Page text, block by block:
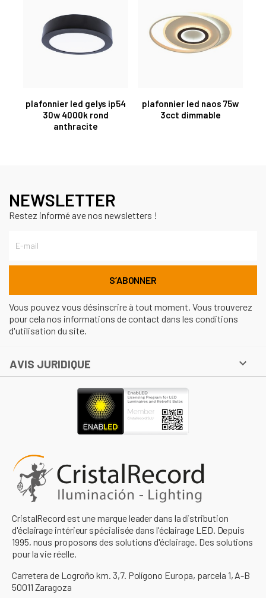
plafonnier led gelys ip54
30w 4000k rond
anthracite
plafonnier led naos 75w
3cct dimmable
NEWSLETTER
Restez informé ave nos newsletters !
Vous pouvez vous désinscrire à tout moment. Vous trouverez
pour cela nos informations de contact dans les conditions
d'utilisation du site.
AVIS JURIDIQUE 
CristalRecord est une marque leader dans la distribution
d'éclairage intérieur spécialisée dans l'éclairage LED. Depuis
1995, nous proposons des solutions d'éclairage. Des solutions
pour la vie réelle.
Carretera de Logroño km. 3,7. Polígono Europa, parcela 1, A-B
50011 Zaragoza